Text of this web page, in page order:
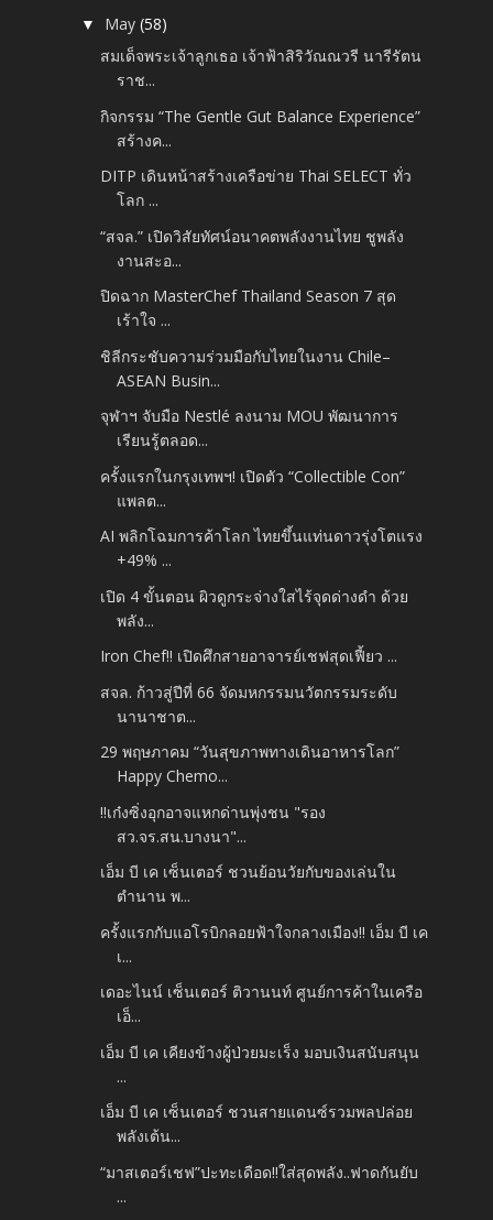
▼ May(58)
สมเด็จพระเจ้าลูกเธอ เจ้าฟ้าสิริวัณณวรี นารีรัตน
ราช...
กิจกรรม “The Gentle Gut Balance Experience”
สร้างค...
DITP เดินหน้าสร้างเครือข่าย Thai SELECT ทั่ว
โลก ...
“สจล.” เปิดวิสัยทัศน์อนาคตพลังงานไทย ชูพลัง
งานสะอ...
ปิดฉาก MasterChef Thailand Season 7 สุด
เร้าใจ ...
ชิลีกระชับความร่วมมือกับไทยในงาน Chile–
ASEAN Busin...
จุฬาฯ จับมือ Nestlé ลงนาม MOU พัฒนาการ
เรียนรู้ตลอด...
ครั้งแรกในกรุงเทพฯ! เปิดตัว “Collectible Con”
แพลต...
AI พลิกโฉมการค้าโลก ไทยขึ้นแท่นดาวรุ่งโตแรง
+49% ...
เปิด 4 ขั้นตอน ผิวดูกระจ่างใสไร้จุดด่างดำ ด้วย
พลัง...
Iron Chef!! เปิดศึกสายอาจารย์เชฟสุดเฟี้ยว ...
สจล. ก้าวสู่ปีที่ 66 จัดมหกรรมนวัตกรรมระดับ
นานาชาต...
29 พฤษภาคม “วันสุขภาพทางเดินอาหารโลก”
Happy Chemo...
‼️เก๋งซิ่งอุกอาจแหกด่านพุ่งชน "รอง
สว.จร.สน.บางนา"...
เอ็ม บี เค เซ็นเตอร์ ชวนย้อนวัยกับของเล่นใน
ตำนาน พ...
ครั้งแรกกับแอโรบิกลอยฟ้าใจกลางเมือง!! เอ็ม บี เค
เ...
เดอะไนน์ เซ็นเตอร์ ติวานนท์ ศูนย์การค้าในเครือ
เอ็...
เอ็ม บี เค เคียงข้างผู้ป่วยมะเร็ง มอบเงินสนับสนุน
...
เอ็ม บี เค เซ็นเตอร์ ชวนสายแดนซ์รวมพลปล่อย
พลังเต้น...
“มาสเตอร์เชฟ”ปะทะเดือด!!ใส่สุดพลัง..ฟาดกันยับ
...